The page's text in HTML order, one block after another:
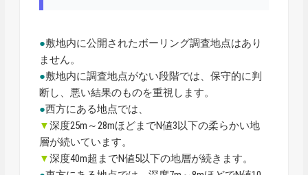
●敷地内に公開されたボーリング調査地点はあり
ません。
●敷地内に調査地点がない段階では、保守的に判
断し、悪い結果のものを重視します。
●西方にある地点では、
▼深度25m～28mほどまでN値3以下の柔らかい地
層が続いています。
▼深度40m超までN値5以下の地層が続きます。